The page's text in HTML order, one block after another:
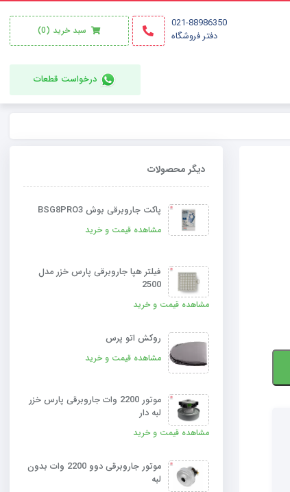
021-88986350
دفتر فروشگاه
سبد خرید (0)
درخواست قطعات
دیگر محصولات
پاکت جاروبرقی بوش BSG8PRO3
مشاهده قیمت و خرید
فیلتر هپا جاروبرقی پارس خزر مدل
2500
مشاهده قیمت و خرید
روکش اتو پرس
مشاهده قیمت و خرید
موتور 2200 وات جاروبرقی پارس خزر
لبه دار
مشاهده قیمت و خرید
موتور جاروبرقی دوو 2200 وات بدون
لبه